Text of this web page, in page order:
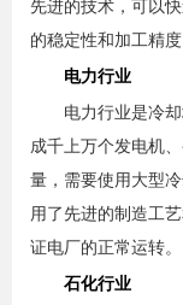
先进的技术，可以
的稳定性和加工精度
电力行业
电力行业是冷却
成千上万个发电机
量，需要使用大型
用了先进的制造工
证电厂的正常运转。
石化行业